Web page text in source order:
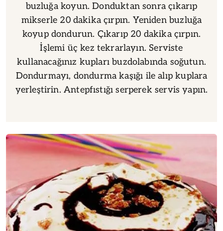
buzluğa koyun. Donduktan sonra çıkarıp
mikserle 20 dakika çırpın. Yeniden buzluğa
koyup dondurun. Çıkarıp 20 dakika çırpın.
İşlemi üç kez tekrarlayın. Serviste
kullanacağınız kupları buzdolabında soğutun.
Dondurmayı, dondurma kaşığı ile alıp kuplara
yerleştirin. Antepfıstığı serperek servis yapın.